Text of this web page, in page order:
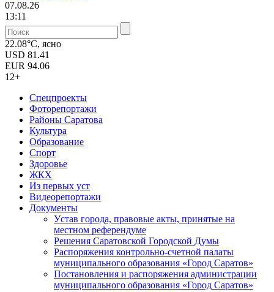
07.08.26
13:11
22.08°C, ясно
USD 81.41
EUR 94.06
12+
Спецпроекты
Фоторепортажи
Районы Саратова
Культура
Образование
Спорт
Здоровье
ЖКХ
Из пеpвых уст
Видеорепортажи
Документы
Уcтав города, правовые акты, принятые на
местном референдуме
Решения Саратовской Городской Думы
Распоряжения контрольно-счетной палаты
муниципального образования «Город Саратов»
Постановления и распоряжения администрации
муниципального образования «Город Саратов»